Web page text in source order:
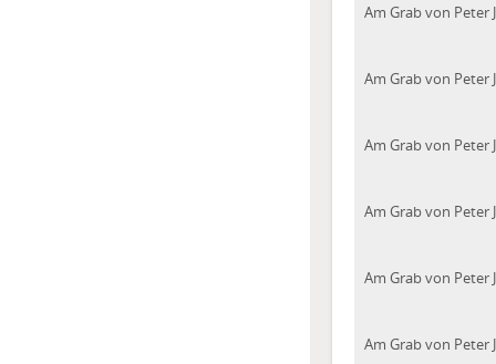
Am Grab von Peter
Am Grab von Peter
Am Grab von Peter
Am Grab von Peter
Am Grab von Peter
Am Grab von Peter